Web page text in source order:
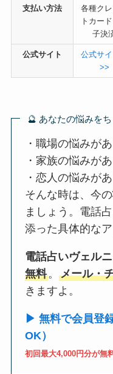
支払い方法
各種ク
トカー
子決
公式サイト
公式サ
>>
🔮 あなたの悩みを
・職場の悩みがあ
・家族の悩みがあ
・恋人の悩みがあ
そんな時は、今
ましょう。電話
添った具体的な
電話占いヴェルニ
無料。メール・
きますよ。
▶ 無料で会員登
OK）
初回最大4,000円分が無